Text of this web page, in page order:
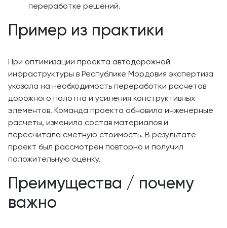
переработке решений.
Пример из практики
При оптимизации проекта автодорожной
инфраструктуры в Республике Мордовия экспертиза
указала на необходимость переработки расчетов
дорожного полотна и усиления конструктивных
элементов. Команда проекта обновила инженерные
расчеты, изменила состав материалов и
пересчитала сметную стоимость. В результате
проект был рассмотрен повторно и получил
положительную оценку.
Преимущества / почему
важно